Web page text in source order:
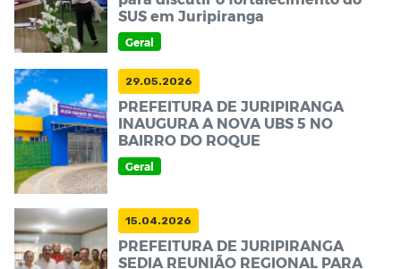
SUS em Juripiranga
Geral
29.05.2026
PREFEITURA DE JURIPIRANGA
INAUGURA A NOVA UBS 5 NO
BAIRRO DO ROQUE
Geral
15.04.2026
PREFEITURA DE JURIPIRANGA
SEDIA REUNIÃO REGIONAL PARA